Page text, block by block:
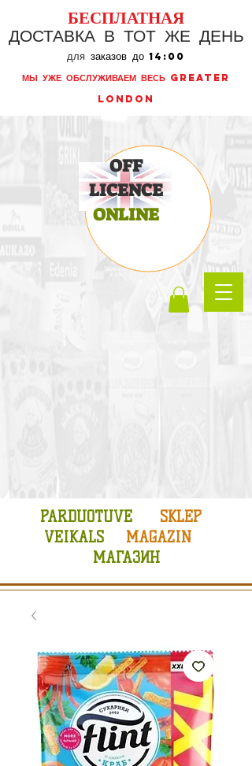
OFF
LICENCE
ONLINE
PARDUOTUVE
SKLEP
VEIKALS
MAGAZIN
МАГАЗИН
БЕСПЛАТНАЯ
ДОСТАВКА В ТОТ ЖЕ ДЕНЬ
для заказов до 14:00
МЫ УЖЕ ОБСЛУЖИВАЕМ ВЕСЬ GREATER
LONDON